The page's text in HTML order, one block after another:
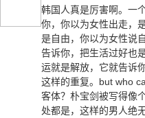
韩国人真是厉害啊。一
你，你以为女性出走，
是自由，你以为女性说
告诉你，把生活过好也
运就是解放，它就告诉
这样的重复。but who
客体？朴宝剑被写得像
处都是，这样的男人绝